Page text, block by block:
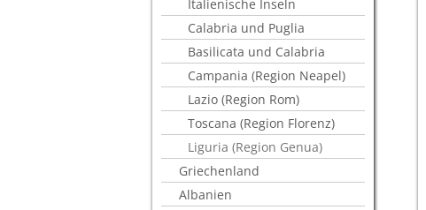
Italienische Inseln
Calabria und Puglia
Basilicata und Calabria
Campania (Region Neapel)
Lazio (Region Rom)
Toscana (Region Florenz)
Liguria (Region Genua)
Griechenland
Albanien